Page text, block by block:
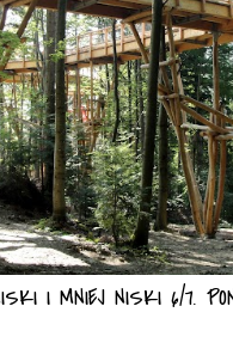
I MNIEJ NISKI 6/7.